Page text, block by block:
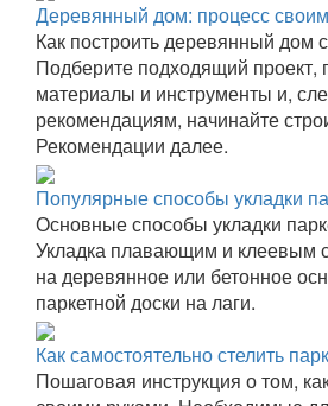
Деревянный дом: процесс
Как построить деревянный дом
Подберите подходящий проект,
материалы и инструменты и,
рекомендациям, начинайте
Рекомендации далее.
Популярные способы укладки
Основные способы укладки
Укладка плавающим и клеевым
на деревянное или бетонное
паркетной доски на лаги.
Как самостоятельно стелить
Пошаговая инструкция о том,